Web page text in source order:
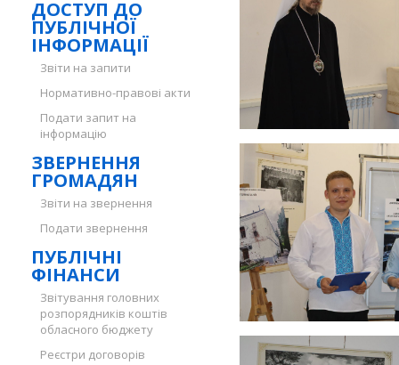
ДОСТУП ДО
ПУБЛІЧНОЇ
ІНФОРМАЦІЇ
Звіти на запити
Нормативно-правові акти
Подати запит на
інформацію
ЗВЕРНЕННЯ
ГРОМАДЯН
Звіти на звернення
Подати звернення
ПУБЛІЧНІ
ФІНАНСИ
Звітування головних
розпорядників коштів
обласного бюджету
Реєстри договорів